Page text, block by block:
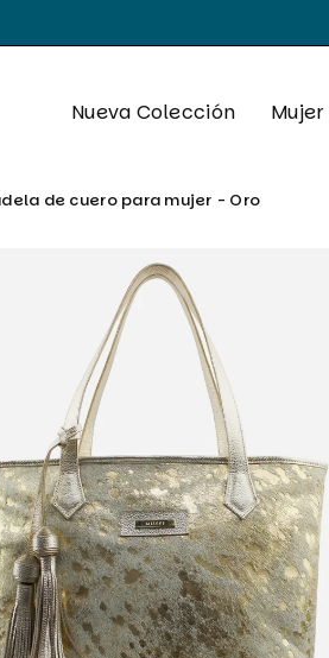
Nueva Colección Mujer
de cuero para mujer - Oro